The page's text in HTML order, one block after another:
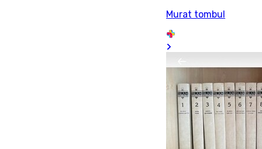
Murat tombul